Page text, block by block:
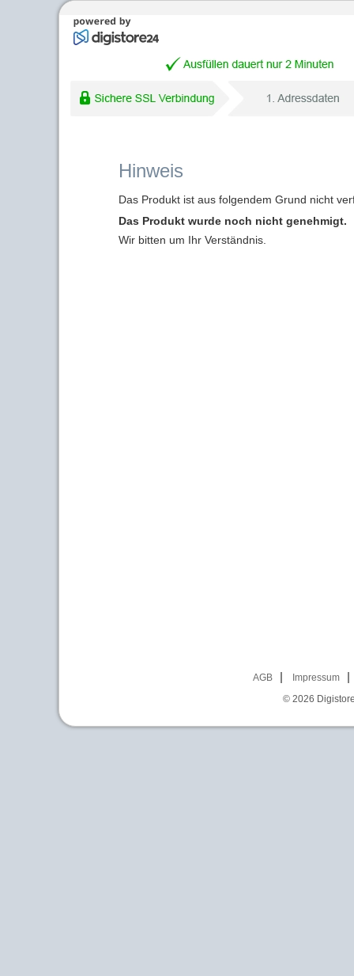
Hinweis
Das Produkt ist aus folgendem Grund nicht
Das Produkt wurde noch nicht genehmigt.
Wir bitten um Ihr Verständnis.
AGB
Impressum
© 2026